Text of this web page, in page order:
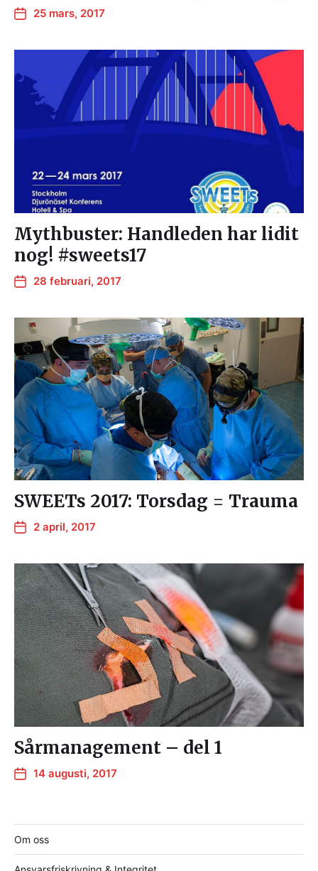
25 mars, 2017
Mythbuster: Handleden har lidit
nog! #sweets17
28 februari, 2017
SWEETs 2017: Torsdag = Trauma
2 april, 2017
Sårmanagement – del 1
14 augusti, 2017
Om oss